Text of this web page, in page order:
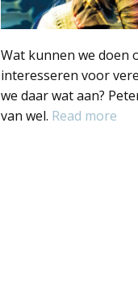
Wat kunnen we doen
interesseren voor
we daar wat aan?
van wel. Read more